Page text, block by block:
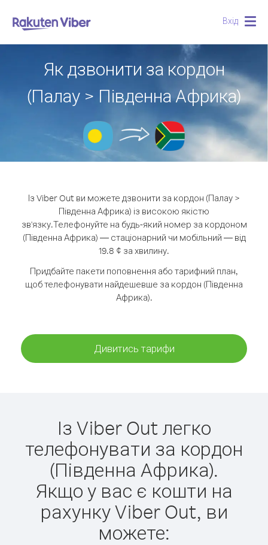
Вхід
Як дзвонити за кордон
(Палау > Південна Африка)
Із Viber Out ви можете дзвонити за кордон (Палау >
Південна Африка) із високою якістю
зв'язку.Телефонуйте на будь-який номер за кордоном
(Південна Африка) — стаціонарний чи мобільний — від
19.8 ¢ за хвилину.
Придбайте пакети поповнення або тарифний план,
щоб телефонувати найдешевше за кордон (Південна
Африка).
Дивитись тарифи
Із Viber Out легко
телефонувати за кордон
(Південна Африка).
Якщо у вас є кошти на
рахунку Viber Out, ви
можете: